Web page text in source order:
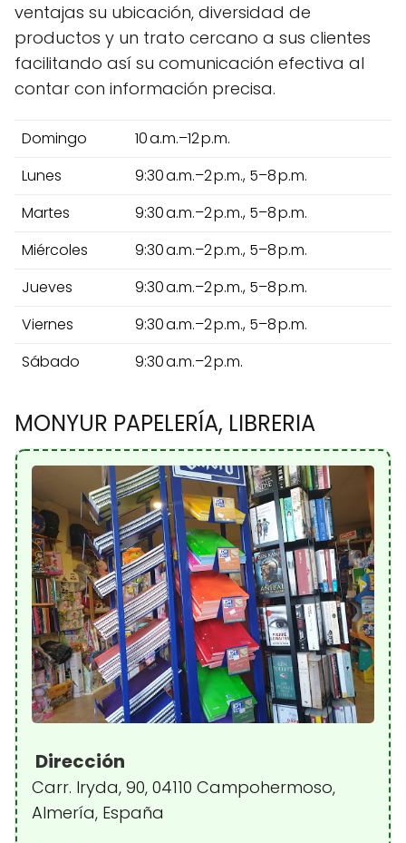
ventajas su ubicación, diversidad de
productos y un trato cercano a sus clientes
facilitando así su comunicación efectiva al
contar con información precisa.
Domingo
10 a.m.–12 p.m.
Lunes
9:30 a.m.–2 p.m., 5–8 p.m.
Martes
9:30 a.m.–2 p.m., 5–8 p.m.
Miércoles
9:30 a.m.–2 p.m., 5–8 p.m.
Jueves
9:30 a.m.–2 p.m., 5–8 p.m.
Viernes
9:30 a.m.–2 p.m., 5–8 p.m.
Sábado
9:30 a.m.–2 p.m.
MONYUR PAPELERÍA, LIBRERIA
Dirección
Carr. Iryda, 90, 04110 Campohermoso,
Almería, España